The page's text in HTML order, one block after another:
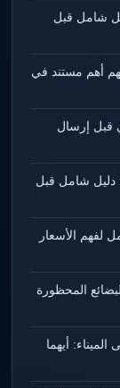
شامل قبل
أهم مستند في
قبل إرسال
دليل شامل قبل
لفهم الأسعار
المحظورة
أيهما